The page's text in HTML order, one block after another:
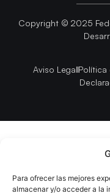
Para ofrecer las mejores
almacenar y/o acceder a la
Copyright © 2025
Aviso LegalPolítica